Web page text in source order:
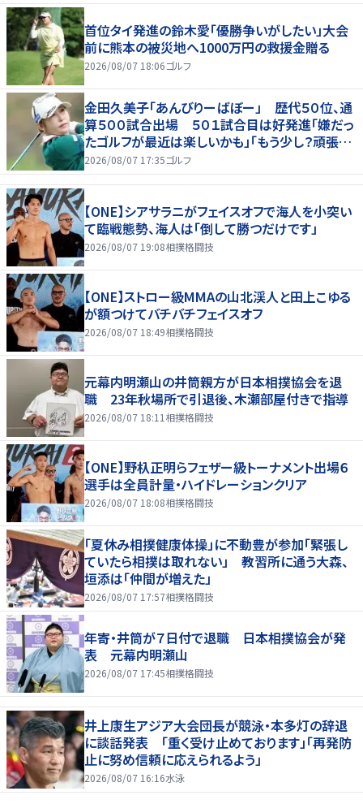
首位タイ発進の鈴木愛「優勝争いがしたい」大会
前に熊本の被災地へ1000万円の救援金贈る
2026/08/07 18:06ゴルフ
金田久美子「あんびりーばぼー」 歴代５０位、通
算５００試合出場 ５０１試合目は好発進「嫌だっ
たゴルフが最近は楽しいかも」「もう少し？頑張り
たいな」
2026/08/07 17:35ゴルフ
【ONE】シアサラニがフェイスオフで海人を小突い
て臨戦態勢、海人は「倒して勝つだけです」
2026/08/07 19:08相撲格闘技
【ONE】ストロー級MMAの山北渓人と田上こゆる
が額つけてバチバチフェイスオフ
2026/08/07 18:49相撲格闘技
元幕内明瀬山の井筒親方が日本相撲協会を退
職 23年秋場所で引退後、木瀬部屋付きで指導
2026/08/07 18:11 相撲格闘技
【ONE】野杁正明らフェザー級トーナメント出場６
選手は全員計量・ハイドレーションクリア
2026/08/07 18:08相撲格闘技
「夏休み相撲健康体操」に不動豊が参加「緊張し
ていたら相撲は取れない」 教習所に通う大森、
垣添は「仲間が増えた」
2026/08/07 17:57相撲格闘技
年寄・井筒が７日付で退職 日本相撲協会が発
表 元幕内明瀬山
2026/08/07 17:45相撲格闘技
井上康生アジア大会団長が競泳・本多灯の辞退
に談話発表 「重く受け止めております」「再発防
止に努め信頼に応えられるよう」
2026/08/07 16:16水泳